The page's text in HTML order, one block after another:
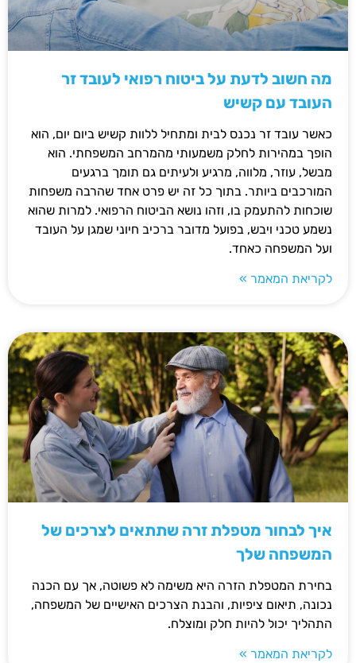
מה חשוב לדעת על ביטוח רפואי לעובד זר
העובד עם קשיש
כאשר עובד זר נכנס לבית ומתחיל ללוות קשיש ביום יום, הוא
הופך במהירות לחלק משמעותי מהמרחב המשפחתי. הוא
מבשל, עוזר, מלווה, מרגיע ולעיתים גם תומך ברגעים
המורכבים ביותר. בתוך כל זה יש פרט אחד שהרבה משפחות
שוכחות להתעמק בו, וזהו נושא הביטוח הרפואי. למרות שהוא
נשמע טכני ויבש, בפועל מדובר ברכיב חיוני שמגן על העובד
ועל המשפחה כאחד.
לקריאת המאמר »
איך לבחור מטפלת זרה שתתאים לצרכים של
המשפחה שלך
בחירת המטפלת הזרה היא משימה לא פשוטה, אך עם הכנה
נכונה, תיאום ציפיות, והבנת הצרכים האישיים של המשפחה,
התהליך יכול להיות חלק ומוצלח.
לקריאת המאמר »